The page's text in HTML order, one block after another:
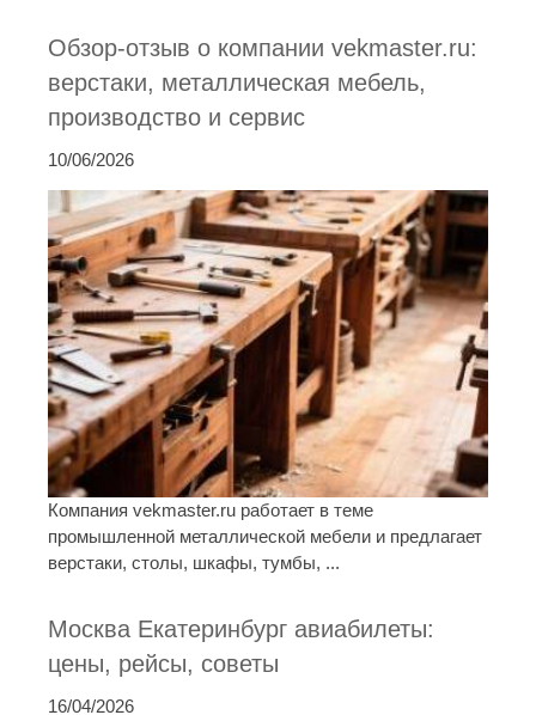
Обзор-отзыв о компании vekmaster.ru:
верстаки, металлическая мебель,
производство и сервис
10/06/2026
Компания vekmaster.ru работает в теме
промышленной металлической мебели и предлагает
верстаки, столы, шкафы, тумбы, ...
Москва Екатеринбург авиабилеты:
цены, рейсы, советы
16/04/2026